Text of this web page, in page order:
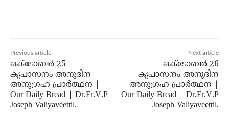
Previous article
ഒക്ടോബർ 25
കൃപാസനം അനുദിന
അനുഗ്രഹ പ്രാർത്ഥന |
Our Daily Bread | Dr.Fr.V.P
Joseph Valiyaveettil.
Next article
ഒക്ടോബർ 26
കൃപാസനം അനുദിന
അനുഗ്രഹ പ്രാർത്ഥന |
Our Daily Bread | Dr.Fr.V.P
Joseph Valiyaveettil.